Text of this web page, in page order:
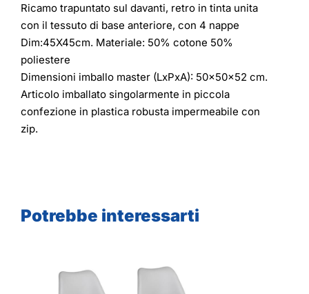
Ricamo trapuntato sul davanti, retro in tinta unita
con il tessuto di base anteriore, con 4 nappe
Dim:45X45cm. Materiale: 50% cotone 50%
poliestere
Dimensioni imballo master (LxPxA): 50x50x52 cm.
Articolo imballato singolarmente in piccola
confezione in plastica robusta impermeabile con
zip.
Potrebbe interessarti